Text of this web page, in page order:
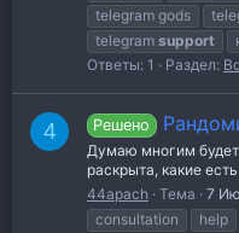
telegram gods
telegram support
Ответы: 1
Раздел:
4 Решено
Думаю многим будет
раскрыта, какие
44apach
Тема 7
consultation
help